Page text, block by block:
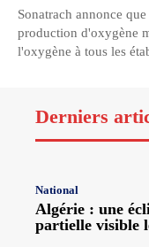
Sonatrach annonce
production d'oxygène
l'oxygène à tous les
Derniers
National
Algérie : une
partielle visible